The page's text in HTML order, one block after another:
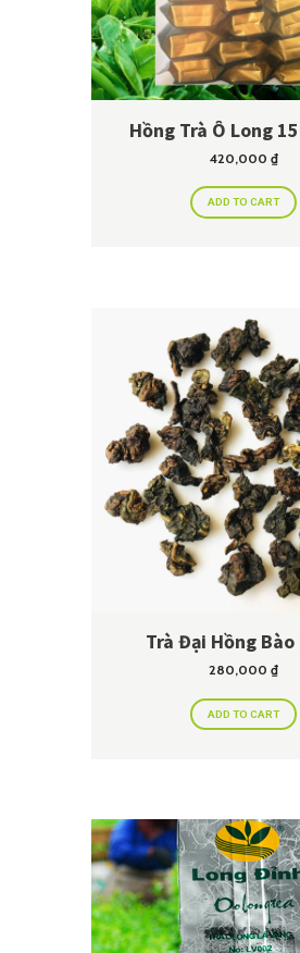
Hồng Trà Ô Long
420,000 ₫
ADD TO CART
Trà Đại Hồng Bào
280,000 ₫
ADD TO CART